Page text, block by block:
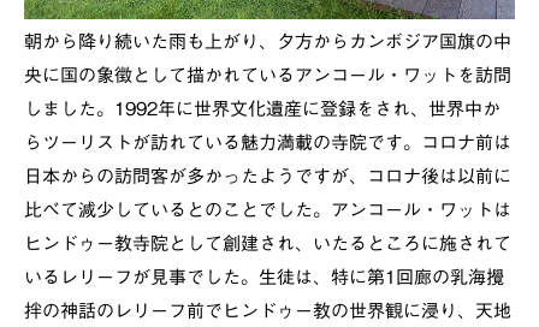
朝から降り続いた雨も上がり、夕方からカンボジア国旗の中
央に国の象徴として描かれているアンコール・ワットを訪問
しました。1992年に世界文化遺産に登録をされ、世界中か
らツーリストが訪れている魅力満載の寺院です。コロナ前は
日本からの訪問客が多かったようですが、コロナ後は以前に
比べて減少しているとのことでした。アンコール・ワットは
ヒンドゥー教寺院として創建され、いたるところに施されて
いるレリーフが見事でした。生徒は、特に第1回廊の乳海攪
拌の神話のレリーフ前でヒンドゥー教の世界観に浸り、天地